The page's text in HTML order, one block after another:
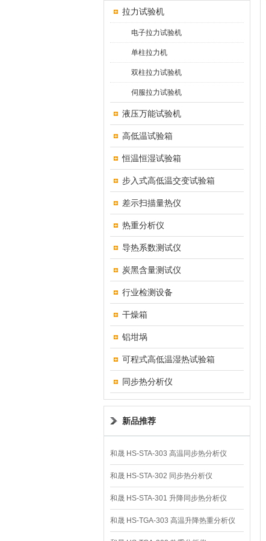
拉力试验机
电子拉力试验机
单柱拉力机
双柱拉力试验机
伺服拉力试验机
液压万能试验机
高低温试验箱
恒温恒湿试验箱
步入式高低温交变试验箱
差示扫描量热仪
热重分析仪
导热系数测试仪
炭黑含量测试仪
行业检测设备
干燥箱
铝坩埚
可程式高低温湿热试验箱
同步热分析仪
新品推荐
和晟 HS-STA-303 高温同步热分析仪
和晟 HS-STA-302 同步热分析仪
和晟 HS-STA-301 升降同步热分析仪
和晟 HS-TGA-303 高温升降热重分析仪